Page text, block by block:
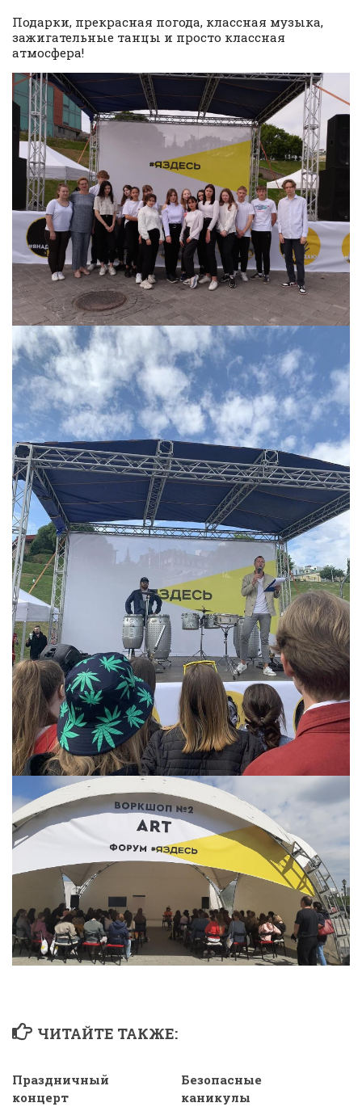
Подарки, прекрасная погода, классная музыка,
зажигательные танцы и просто классная
атмосфера!
ЧИТАЙТЕ ТАКЖЕ:
Праздничный
концерт
Безопасные
каникулы